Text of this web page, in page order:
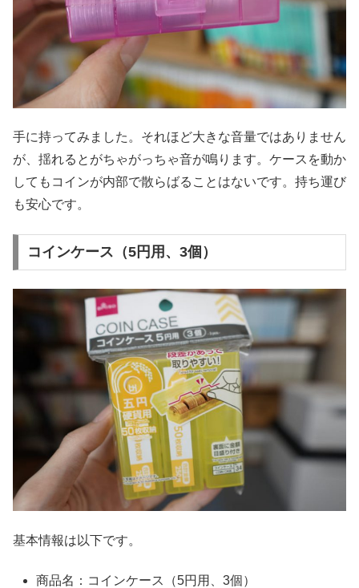
手に持ってみました。それほど大きな音量ではありません
が、揺れるとがちゃがっちゃ音が鳴ります。ケースを動か
してもコインが内部で散らばることはないです。持ち運び
も安心です。
コインケース（5円用、3個）
基本情報は以下です。
商品名：コインケース（5円用、3個）